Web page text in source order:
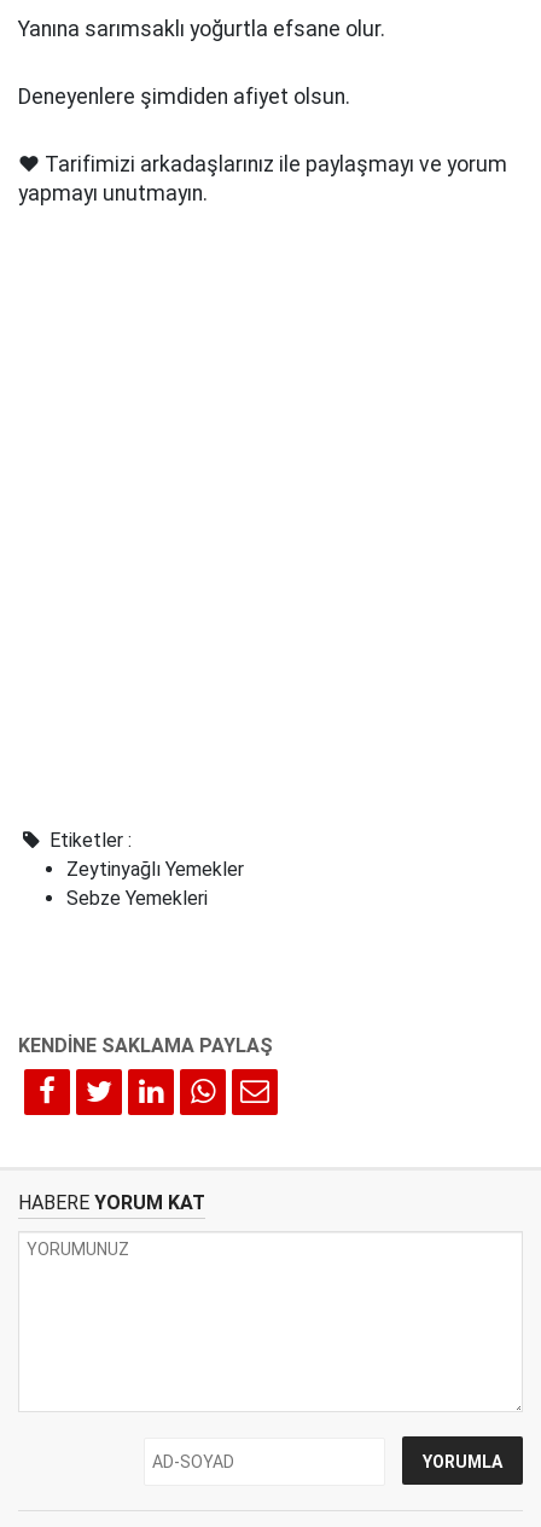
Yanına sarımsaklı yoğurtla efsane olur.
Deneyenlere şimdiden afiyet olsun.
❤️ Tarifimizi arkadaşlarınız ile paylaşmayı ve yorum
yapmayı unutmayın.
Etiketler :
Zeytinyağlı Yemekler
Sebze Yemekleri
HABERE YORUM KAT